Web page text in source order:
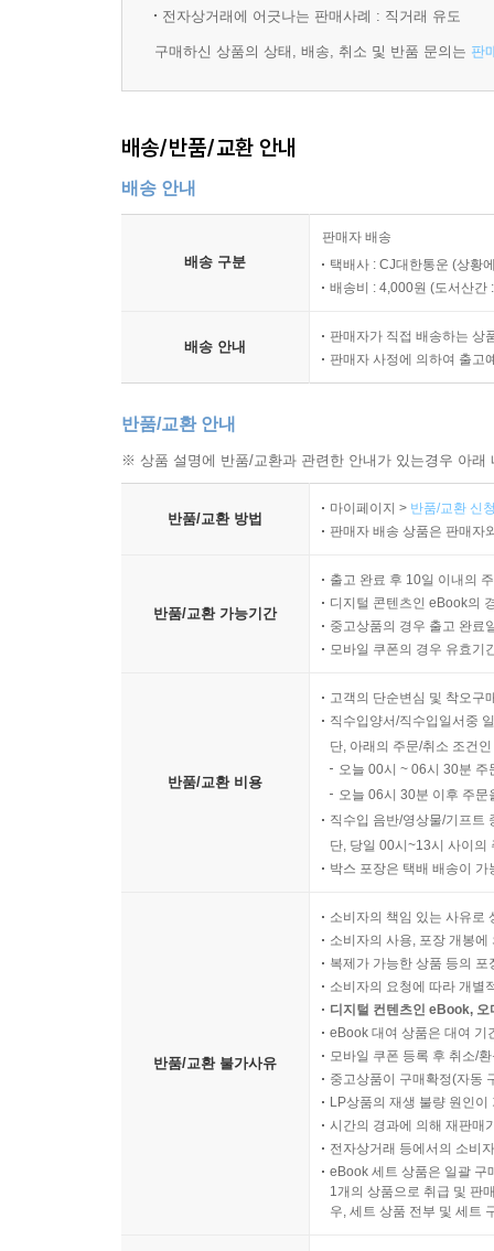
전자상거래에 어긋나는 판매사례 : 직거래 유도
구매하신 상품의 상태, 배송, 취소 및 반품 문의는 판
배송/반품/교환 안내
배송 안내
배송 구분
판매자 배송
택배사 : CJ대한통운 (상황
배송비 : 4,000원 (도서산간
배송 안내
판매자가 직접 배송하는 상
판매자 사정에 의하여 출고
반품/교환 안내
※ 상품 설명에 반품/교환과 관련한 안내가 있는경우 아
반품/교환 방법
마이페이지 > 반품/교환 신
판매자 배송 상품은 판매자
반품/교환 가능기간
출고 완료 후 10일 이내의
디지털 콘텐츠인 eBook의
중고상품의 경우 출고 완료
모바일 쿠폰의 경우 유효기
반품/교환 비용
고객의 단순변심 및 착오구
직수입양서/직수입일서중
단, 아래의 주문/취소 조건
오늘 00시 ~ 06시 30분
오늘 06시 30분 이후 주
직수입 음반/영상물/기프트
단, 당일 00시~13시 사이의
박스 포장은 택배 배송이
반품/교환 불가사유
소비자의 책임 있는 사유로
소비자의 사용, 포장 개봉
복제가 가능한 상품 등의
소비자의 요청에 따라 개별
디지털 컨텐츠인 eBook,
eBook 대여 상품은 대여 기
모바일 쿠폰 등록 후 취소/
중고상품이 구매확정(자동
LP상품의 재생 불량 원인
시간의 경과에 의해 재판매
전자상거래 등에서의 소비
eBook 세트 상품은 일괄 구
1개의 상품으로 취급 및 판
우, 세트 상품 전부 및 세트